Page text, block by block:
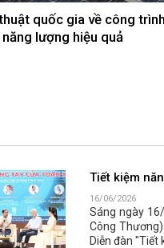
quốc gia về công
lượng hiệu quả
Tiết kiệm
16/06/2026
Sáng ngày
Công
Diễn đàn "Tiết